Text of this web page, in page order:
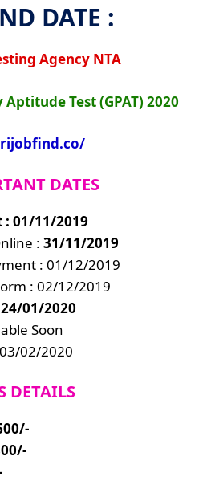
DATE :
Agency NTA
Test (GPAT) 2020
DATES
01/11/2019
: 31/11/2019
: 01/12/2019
: 02/12/2019
01/2020
Soon
02/2020
DETAILS